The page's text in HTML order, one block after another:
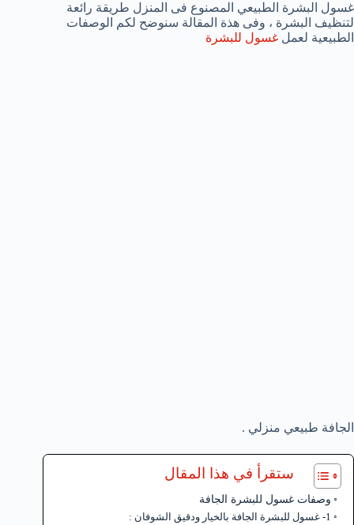
غسول البشرة الطبيعي المصنوع فى المنزل طريقة رائعة
لتنظيف البشرة ، وفى هذة المقالة سنوضح لكم الوصفات
الطبيعية لعمل غسول للبشرة
الجافة طبيعي منزلي .
ستقرأ في هذا المقال
وصفات غسول للبشرة الجافة
1- غسول للبشرة الجافة بالخيار ودقيق الشوفان :